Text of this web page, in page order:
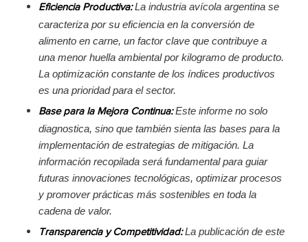
Eficiencia Productiva:La industria avícola argentina se
caracteriza por su eficiencia en la conversión de
alimento en carne, un factor clave que contribuye a
una menor huella ambiental por kilogramo de producto.
La optimización constante de los índices productivos
es una prioridad para el sector.
Base para la Mejora Continua:Este informe no solo
diagnostica, sino que también sienta las bases para la
implementación de estrategias de mitigación. La
información recopilada será fundamental para guiar
futuras innovaciones tecnológicas, optimizar procesos
y promover prácticas más sostenibles en toda la
cadena de valor.
Transparencia y Competitividad:La publicación de este